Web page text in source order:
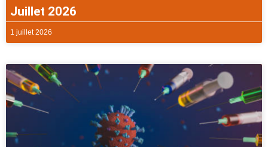
Juillet 2026
1 juillet 2026